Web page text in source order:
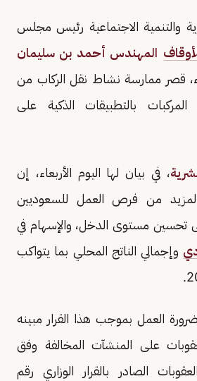
والتنمية الاجتماعية رئيس مجلس
المهندس أحمد بن سليمان
قصر ممارسة نشاط نقل الركاب من
بالتطبيقات الذكية على
، في بيان لها اليوم الأربعاء، إن
من فرص العمل للسعوديين
تحسين مستوى الدخل، والإسهام في
وإجمالي الناتج المحلي بما يتواكب
العمل بموجب هذا القرار مبينه
على المنشآت المخالفة وفق
الصادر بالقرار الوزاري رقم